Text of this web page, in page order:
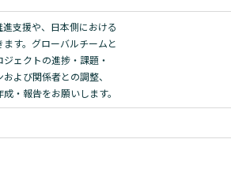
支援や、日本側における
す。グローバルチームと
ェクトの進捗・課題・
よび関係者との調整、
・報告をお願いします。